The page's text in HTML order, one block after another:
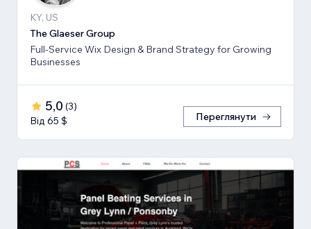
KY, US
The Glaeser Group
Full-Service Wix Design & Brand Strategy for Growing
Businesses
5,0 (3)
Від 65 $
Переглянути